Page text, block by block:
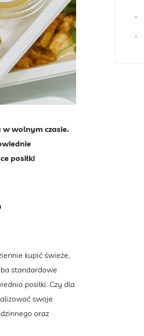
w wolnym czasie.
posiłki
kupić świeże,
standardowe
posiłki. Czy dla
swoje
oraz